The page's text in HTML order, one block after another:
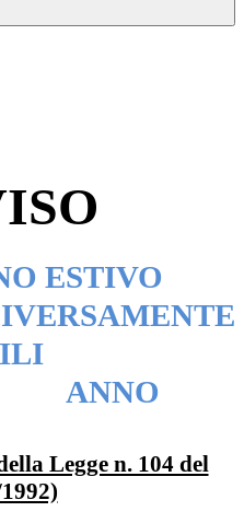
ESTIVO
Legge n. 104 del